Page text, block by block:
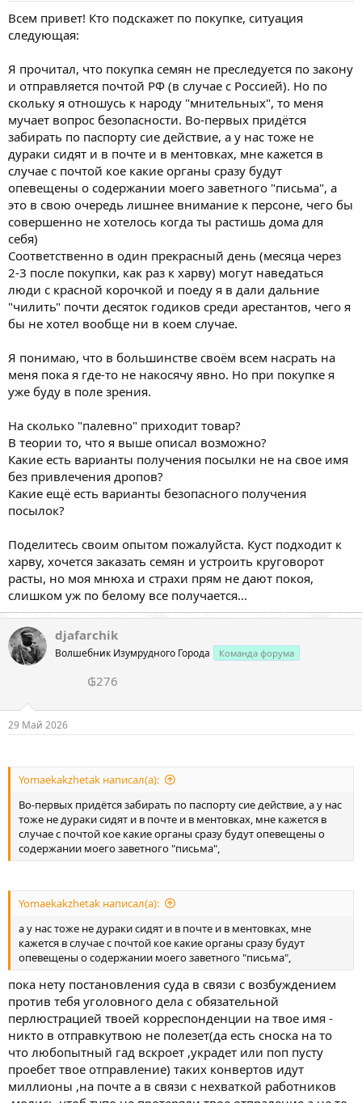
Всем привет! Кто подскажет по покупке, ситуация
следующая:
Я прочитал, что покупка семян не преследуется по закону
и отправляется почтой РФ (в случае с Россией). Но по
скольку я отношусь к народу "мнительных", то меня
мучает вопрос безопасности. Во-первых придётся
забирать по паспорту сие действие, а у нас тоже не
дураки сидят и в почте и в ментовках, мне кажется в
случае с почтой кое какие органы сразу будут
опевещены о содержании моего заветного "письма", а
это в свою очередь лишнее внимание к персоне, чего бы
совершенно не хотелось когда ты растишь дома для
себя)
Соответственно в один прекрасный день (месяца через
2-3 после покупки, как раз к харву) могут наведаться
люди с красной корочкой и поеду я в дали дальние
"чилить" почти десяток годиков среди арестантов, чего я
бы не хотел вообще ни в коем случае.
Я понимаю, что в большинстве своём всем насрать на
меня пока я где-то не накосячу явно. Но при покупке я
уже буду в поле зрения.
На сколько "палевно" приходит товар?
В теории то, что я выше описал возможно?
Какие есть варианты получения посылки не на свое имя
без привлечения дропов?
Какие ещё есть варианты безопасного получения
посылок?
Поделитесь своим опытом пожалуйста. Куст подходит к
харву, хочется заказать семян и устроить круговорот
расты, но моя мнюха и страхи прям не дают покоя,
слишком уж по белому все получается...
djafarchik
Волшебник Изумрудного Города Команда форума
₲276
29 Май 2026
Yomaekakzhetak написал(а):
Во-первых придётся забирать по паспорту сие действие, а у нас
тоже не дураки сидят и в почте и в ментовках, мне кажется в
случае с почтой кое какие органы сразу будут опевещены о
содержании моего заветного "письма",
Yomaekakzhetak написал(а):
а у нас тоже не дураки сидят и в почте и в ментовках, мне
кажется в случае с почтой кое какие органы сразу будут
опевещены о содержании моего заветного "письма",
пока нету постановления суда в связи с возбуждением
против тебя уголовного дела с обязательной
перлюстрацией твоей корреспонденции на твое имя -
никто в отправкутвою не полезет(да есть сноска на то
что любопытный гад вскроет ,украдет или поп пусту
проебет твое отправление) таких конвертов идут
миллионы ,на почте а в связи с нехваткой работников